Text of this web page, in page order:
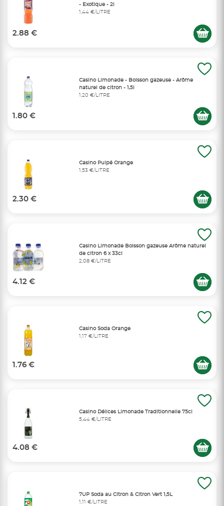
- Exotique - 2l
1,44 €/LITRE
2.88 €
Casino Limonade - Boisson gazeuse - Arôme
naturel de citron - 1,5l
1,20 €/LITRE
1.80 €
Casino Pulpé Orange
1,53 €/LITRE
2.30 €
Casino Limonade Boisson gazeuse Arôme naturel
de citron 6 x 33cl
2,08 €/LITRE
4.12 €
Casino Soda Orange
1,17 €/LITRE
1.76 €
Casino Délices Limonade Traditionnelle 75cl
5,44 €/LITRE
4.08 €
7UP Soda au Citron & Citron Vert 1,5L
1,11 €/LITRE